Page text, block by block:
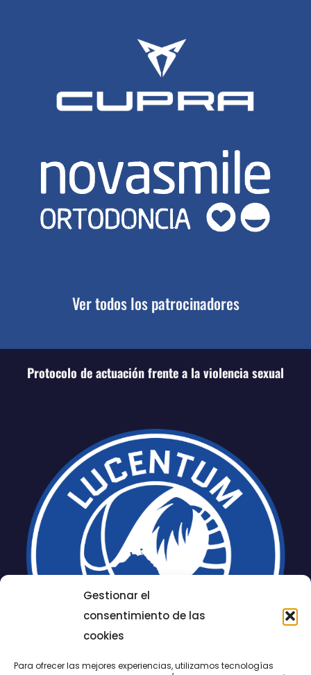
Gestionar el
consentimiento de las
cookies
Para ofrecer las mejores experiencias, utilizamos tecnologías
Ver todos los patrocinadores
Protocolo de actuación frente a la violencia sexual